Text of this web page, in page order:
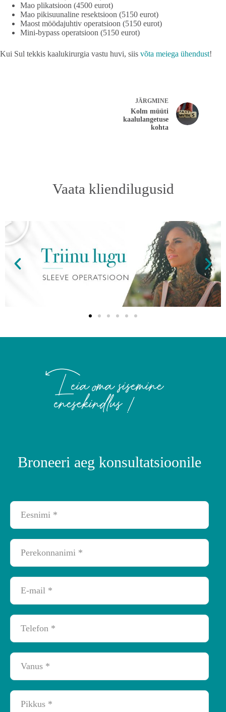
Mao plikatsioon (4500 eurot)
Mao pikisuunaline resektsioon (5150 eurot)
Maost möödajuhtiv operatsioon (5150 eurot)
Mini-bypass operatsioon (5150 eurot)
Kui Sul tekkis kaalukirurgia vastu huvi, siis võta meiega ühendust!
JÄRGMINE
Kolm müüti
kaalulangetuse
kohta
Vaata kliendilugusid
Broneeri aeg konsultatsioonile
Leia oma sisemine
enesekindlus !